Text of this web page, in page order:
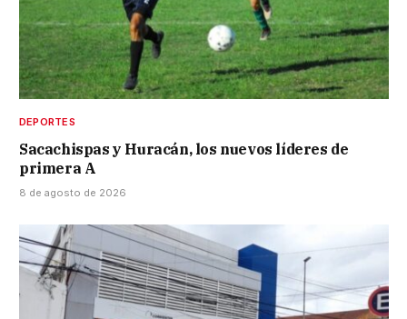
DEPORTES
Sacachispas y Huracán, los nuevos líderes de
primera A
8 de agosto de 2026